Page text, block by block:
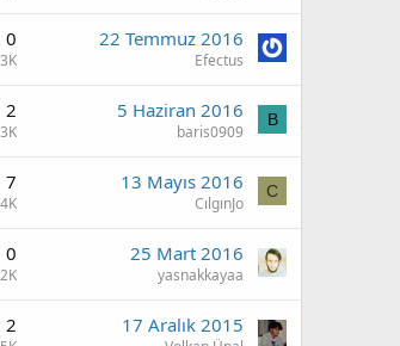
0
3K
22 Temmuz 2016
Efectus
2
3K
5 Haziran 2016
baris0909
B
7
4K
13 Mayıs 2016
CılgınJo
C
0
2K
25 Mart 2016
yasnakkayaa
2 17 Aralık 2015